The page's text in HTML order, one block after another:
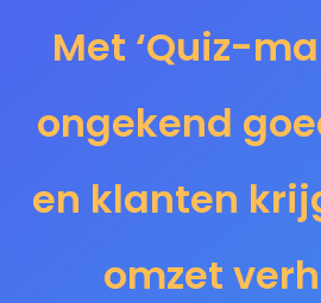
Met ‘Quiz-
ongekend
en klanten
omzet